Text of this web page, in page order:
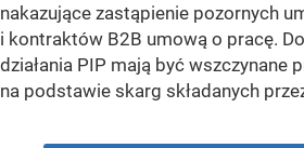
nakazujące zastąpienie pozornych
i kontraktów B2B umową o pracę.
działania PIP mają być wszczynane
na podstawie skarg składanych